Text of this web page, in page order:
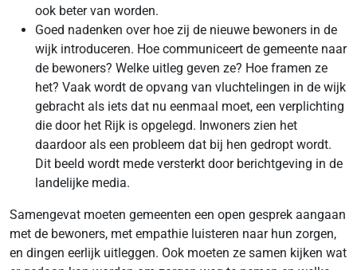
ook beter van worden.
Goed nadenken over hoe zij de nieuwe bewoners in de
wijk introduceren. Hoe communiceert de gemeente naar
de bewoners? Welke uitleg geven ze? Hoe framen ze
het? Vaak wordt de opvang van vluchtelingen in de wijk
gebracht als iets dat nu eenmaal moet, een verplichting
die door het Rijk is opgelegd. Inwoners zien het
daardoor als een probleem dat bij hen gedropt wordt.
Dit beeld wordt mede versterkt door berichtgeving in de
landelijke media.
Samengevat moeten gemeenten een open gesprek aangaan
met de bewoners, met empathie luisteren naar hun zorgen,
en dingen eerlijk uitleggen. Ook moeten ze samen kijken wat